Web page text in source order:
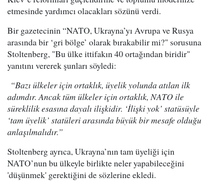
etmesinde yardımcı olacakları sözünü verdi.
Bir gazetecinin “NATO, Ukrayna’yı Avrupa ve Rusya
arasında bir ‘gri bölge’ olarak bırakabilir mi?" sorusuna
Stoltenberg, "Bu ülke ittifakın 40 ortağından biridir"
yanıtını vererek şunları söyledi:
“Bazı ülkeler için ortaklık, üyelik yolunda atılan ilk
adımdır. Ancak tüm ülkeler için ortaklık, NATO ile
süreklilik esasına dayalı ilişkidir. ‘İlişki yok’ statüsüyle
‘tam üyelik’ statüleri arasında büyük bir mesafe olduğu
anlaşılmalıdır.”
Stoltenberg ayrıca, Ukrayna’nın tam üyeliği için
NATO’nun bu ülkeyle birlikte neler yapabileceğini
'düşünmek' gerektiğini de sözlerine ekledi.